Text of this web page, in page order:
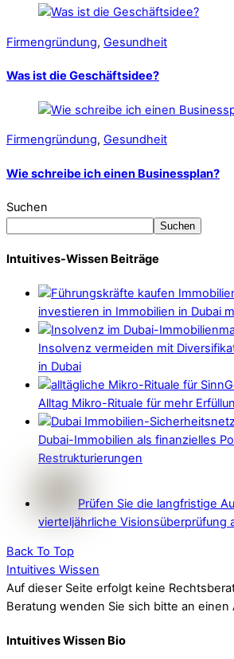
Firmengründung, Gesundheit
Was ist die Geschäftsidee?
Firmengründung, Gesundheit
Wie schreibe ich einen Businessplan?
Suchen
Suchen
Intuitives-Wissen Beiträge
investieren in Immobilien in Dubai
Insolvenz vermeiden mit
in Dubai
Alltag Mikro-Rituale für mehr
Dubai-Immobilien als finanzielles
Restrukturierungen
Prüfen Sie die langfristige
vierteljährliche Visionsüberprüfung
Back To Top
Intuitives Wissen
Auf dieser Seite erfolgt keine
Beratung wenden Sie sich bitte an einen
Intuitives Wissen Bio